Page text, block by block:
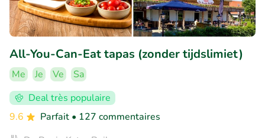
All-You-Can-Eat tapas (zonder tijdslimiet)
Me Je Ve
Sa
Deal très populaire
9.6
Parfait • 127 commentaires